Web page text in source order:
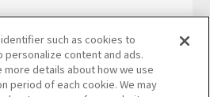
such as cookies to
personalize content and ads.
more details about how we use
period of each cookie. We may